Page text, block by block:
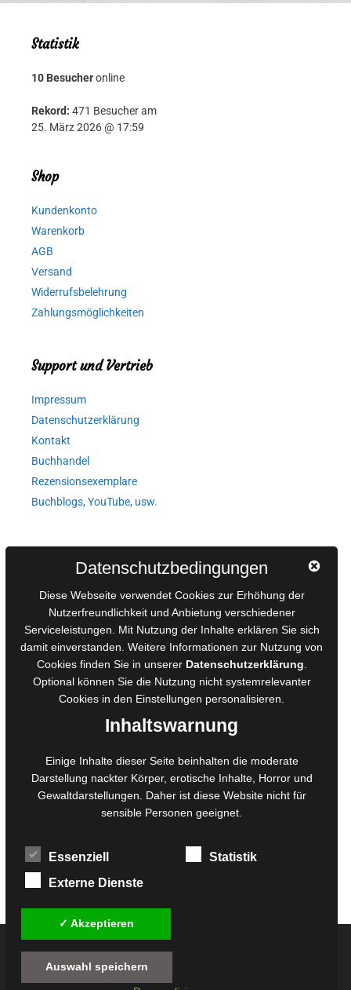
Statistik
10 Besucheronline
Rekord: 471 Besucher am
25. März 2026 @ 17:59
Shop
Kundenkonto
Warenkorb
AGB
Versand
Widerrufsbelehrung
Zahlungsmöglichkeiten
Support und Vertrieb
Impressum
Datenschutzerklärung
Kontakt
Buchhandel
Rezensionsexemplare
Buchblogs, YouTube, usw.
AGB für Medienprojekte
Online-Artikel
Manuskripte einreichen
Ausschreibungen
Belegexemplare
Eigenbedarfsexemplare
Foto- und Bildbearbeitung
Fotorestauration
Creative Artwork
MPS Fotografie
WordPress Support
Alle Preise inkl. der gesetzlichen MwSt. - Die durchgestrichenen Preise entsprechen
Datenschutzbedingungen
Diese Webseite verwendet Cookies zur Erhöhung der
Nutzerfreundlichkeit und Anbietung verschiedener
Serviceleistungen. Mit Nutzung der Inhalte erklären Sie sich
damit einverstanden. Weitere Informationen zur Nutzung von
Cookies finden Sie in unserer Datenschutzerklärung
Optional können Sie die Nutzung nicht systemrelevanter
Cookies in den Einstellungen personalisieren.
Inhaltswarnung
Einige Inhalte dieser Seite beinhalten die moderate
Darstellung nackter Körper, erotische Inhalte, Horror und
Gewaltdarstellungen. Daher ist diese Website nicht für
sensible Personen geeignet.
Essenziell
Statistik
Externe Dienste
✓ Akzeptieren
Auswahl speichern